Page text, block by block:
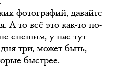
фотографий, давайте
А то всё это как-то по-
спешим, у нас тут
три, может быть,
быстрее.